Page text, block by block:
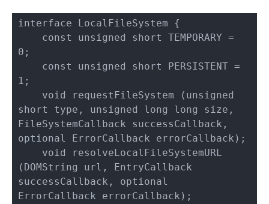
interface LocalFileSystem {
0;
1;
short type, unsigned long long size,
FileSystemCallback successCallback,
optional ErrorCallback errorCallback);
(DOMString url, EntryCallback
successCallback, optional
ErrorCallback errorCallback);